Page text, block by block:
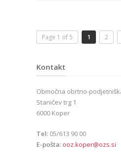
Page 1 of 5 1 2
Kontakt
Območna obrtno-
Staničev trg 1
6000 Koper
Tel: 05/613 90 00
E-pošta: ooz.koper@ozs.si